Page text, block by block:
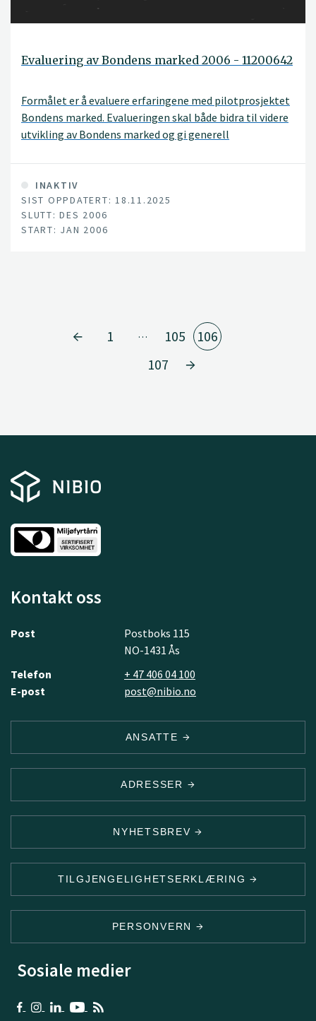
Evaluering av Bondens marked 2006 - 11200642
Formålet er å evaluere erfaringene med pilotprosjektet
Bondens marked. Evalueringen skal både bidra til videre
utvikling av Bondens marked og gi generell
ringvirkninger ved introduksjon av nye markedskanaler.
INAKTIV
SIST OPPDATERT: 18.11.2025
SLUTT: DES 2006
START: JAN 2006
1 … 105
106
107
Kontakt oss
Post
Postboks 115
NO-1431 Ås
Telefon
+ 47 406 04 100
E-post
post@nibio.no
ANSATTE
ADRESSER
NYHETSBREV
TILGJENGELIGHETSERKLÆRING
PERSONVERN
Sosiale medier